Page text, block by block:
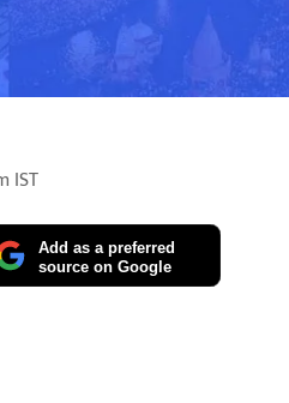
IST
Add as a preferred
source on Google